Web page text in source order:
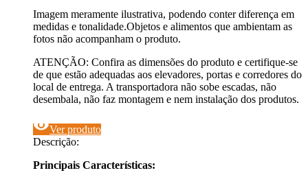
Imagem meramente ilustrativa, podendo conter diferença em
medidas e tonalidade.Objetos e alimentos que ambientam as
fotos não acompanham o produto.
ATENÇÃO: Confira as dimensões do produto e certifique-se
de que estão adequadas aos elevadores, portas e corredores do
local de entrega. A transportadora não sobe escadas, não
desembala, não faz montagem e nem instalação dos produtos.
visibilityVer produto
Descrição:
Principais Características: